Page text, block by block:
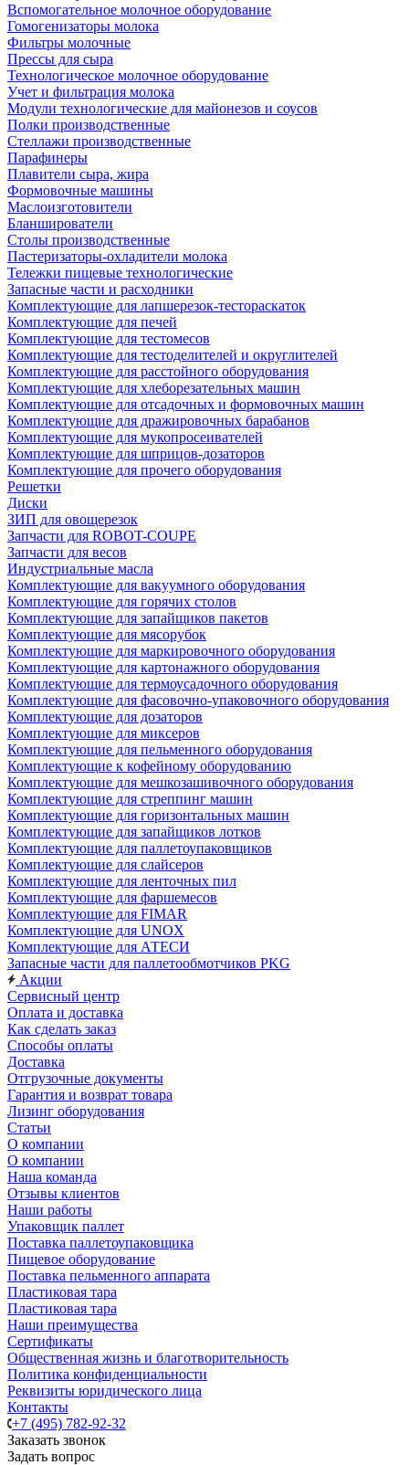
Вспомогательное молочное оборудование
Гомогенизаторы молока
Фильтры молочные
Прессы для сыра
Технологическое молочное оборудование
Учет и фильтрация молока
Модули технологические для майонезов и соусов
Полки производственные
Стеллажи производственные
Парафинеры
Плавители сыра, жира
Формовочные машины
Маслоизготовители
Бланширователи
Столы производственные
Пастеризаторы-охладители молока
Тележки пищевые технологические
Запасные части и расходники
Комплектующие для лапшерезок-тестораскаток
Комплектующие для печей
Комплектующие для тестомесов
Комплектующие для тестоделителей и округлителей
Комплектующие для расстойного оборудования
Комплектующие для хлеборезательных машин
Комплектующие для отсадочных и формовочных машин
Комплектующие для дражировочных барабанов
Комплектующие для мукопросеивателей
Комплектующие для шприцов-дозаторов
Комплектующие для прочего оборудования
Решетки
Диски
ЗИП для овощерезок
Запчасти для ROBOT-COUPE
Запчасти для весов
Индустриальные масла
Комплектующие для вакуумного оборудования
Комплектующие для горячих столов
Комплектующие для запайщиков пакетов
Комплектующие для мясорубок
Комплектующие для маркировочного оборудования
Комплектующие для картонажного оборудования
Комплектующие для термоусадочного оборудования
Комплектующие для фасовочно-упаковочного оборудования
Комплектующие для дозаторов
Комплектующие для миксеров
Комплектующие для пельменного оборудования
Комплектующие к кофейному оборудованию
Комплектующие для мешкозашивочного оборудования
Комплектующие для стреппинг машин
Комплектующие для горизонтальных машин
Комплектующие для запайщиков лотков
Комплектующие для паллетоупаковщиков
Комплектующие для слайсеров
Комплектующие для ленточных пил
Комплектующие для фаршемесов
Комплектующие для FIMAR
Комплектующие для UNOX
Комплектующие для АТЕСИ
Запасные части для паллетообмотчиков PKG
Акции
Сервисный центр
Оплата и доставка
Как сделать заказ
Способы оплаты
Доставка
Отгрузочные документы
Гарантия и возврат товара
Лизинг оборудования
Статьи
О компании
О компании
Наша команда
Отзывы клиентов
Наши работы
Упаковщик паллет
Поставка паллетоупаковщика
Пищевое оборудование
Поставка пельменного аппарата
Пластиковая тара
Пластиковая тара
Наши преимущества
Сертификаты
Общественная жизнь и благотворительность
Политика конфиденциальности
Реквизиты юридического лица
Контакты
+7 (495) 782-92-32
Заказать звонок
Задать вопрос